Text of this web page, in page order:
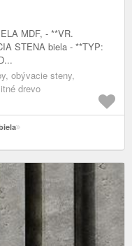
MDF, - **VR.
STENA biela - **TYP:
obývacie steny,
drevo